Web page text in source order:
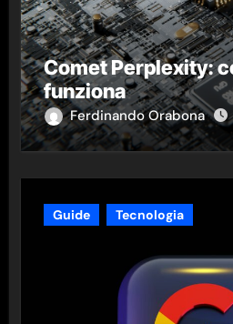
Comet Perplexity:
funziona
Ferdinando Orabona
Guide Tecnologia